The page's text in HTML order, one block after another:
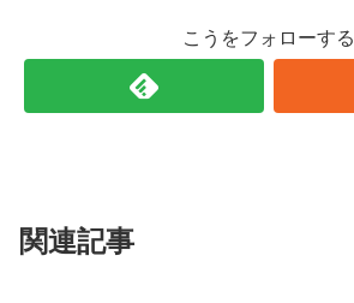
こうをフォローする
関連記事